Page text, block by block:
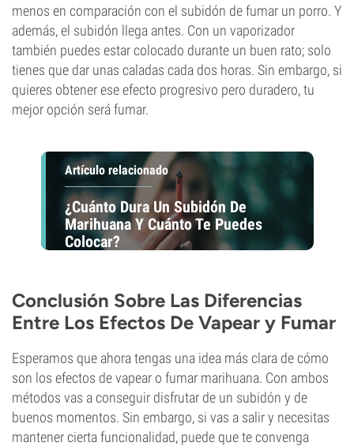
menos en comparación con el subidón de fumar un porro. Y
además, el subidón llega antes. Con un vaporizador
también puedes estar colocado durante un buen rato; solo
tienes que dar unas caladas cada dos horas. Sin embargo, si
quieres obtener ese efecto progresivo pero duradero, tu
mejor opción será fumar.
Artículo relacionado
¿Cuánto Dura Un Subidón De
Marihuana Y Cuánto Te Puedes
Colocar?
Conclusión Sobre Las Diferencias
Entre Los Efectos De Vapear y Fumar
Esperamos que ahora tengas una idea más clara de cómo
son los efectos de vapear o fumar marihuana. Con ambos
métodos vas a conseguir disfrutar de un subidón y de
buenos momentos. Sin embargo, si vas a salir y necesitas
mantener cierta funcionalidad, puede que te convenga